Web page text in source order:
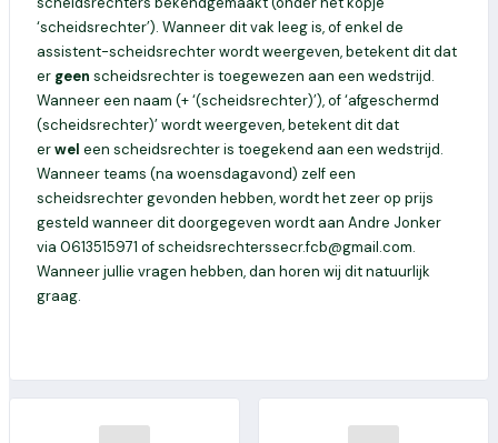
‘scheidsrechter’). Wanneer dit vak leeg is, of enkel de
assistent-scheidsrechter wordt weergeven, betekent dit dat
er geen scheidsrechter is toegewezen aan een wedstrijd.
Wanneer een naam (+ ‘(scheidsrechter)’), of ‘afgeschermd
(scheidsrechter)’ wordt weergeven, betekent dit dat
erwel een scheidsrechter is toegekend aan een wedstrijd.
Wanneer teams (na woensdagavond) zelf een
scheidsrechter gevonden hebben, wordt het zeer op prijs
gesteld wanneer dit doorgegeven wordt aan Andre Jonker
via 0613515971 of scheidsrechterssecr.fcb@gmail.com.
Wanneer jullie vragen hebben, dan horen wij dit natuurlijk
graag.